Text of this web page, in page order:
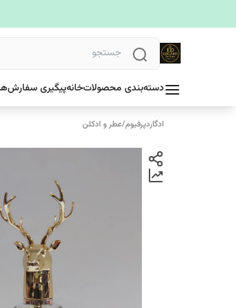
دسته‌بندی محصولاتخانهپیگیری سفارش
ادگاردپرفیوم/عطر و ادکلن